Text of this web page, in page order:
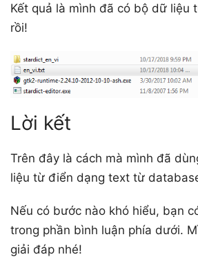
Kết quả là mình đã có bộ dữ liệu
rồi!
Lời kết
Trên đây là cách mà mình đã
liệu từ điển dạng text từ
Nếu có bước nào khó hiểu, bạn
trong phần bình luận phía dưới.
giải đáp nhé!